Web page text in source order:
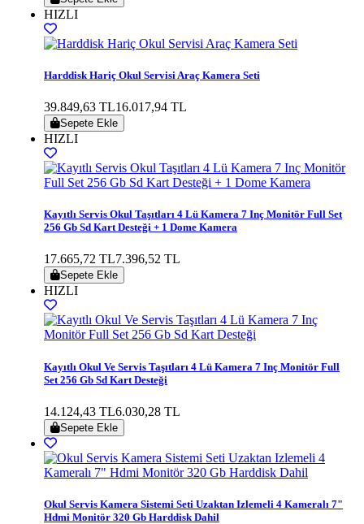
HIZLI
Harddisk Hariç Okul Servisi Araç Kamera Seti
39.849,63 TL16.017,94 TL
Sepete Ekle
HIZLI
Kayıtlı Servis Okul Taşıtları 4 Lü Kamera 7 Inç Monitör Full Set
256 Gb Sd Kart Desteği + 1 Dome Kamera
17.665,72 TL7.396,52 TL
Sepete Ekle
HIZLI
Kayıtlı Okul Ve Servis Taşıtları 4 Lü Kamera 7 Inç Monitör Full
Set 256 Gb Sd Kart Desteği
14.124,43 TL6.030,28 TL
Sepete Ekle
Okul Servis Kamera Sistemi Seti Uzaktan Izlemeli 4 Kameralı 7"
Hdmi Monitör 320 Gb Harddisk Dahil